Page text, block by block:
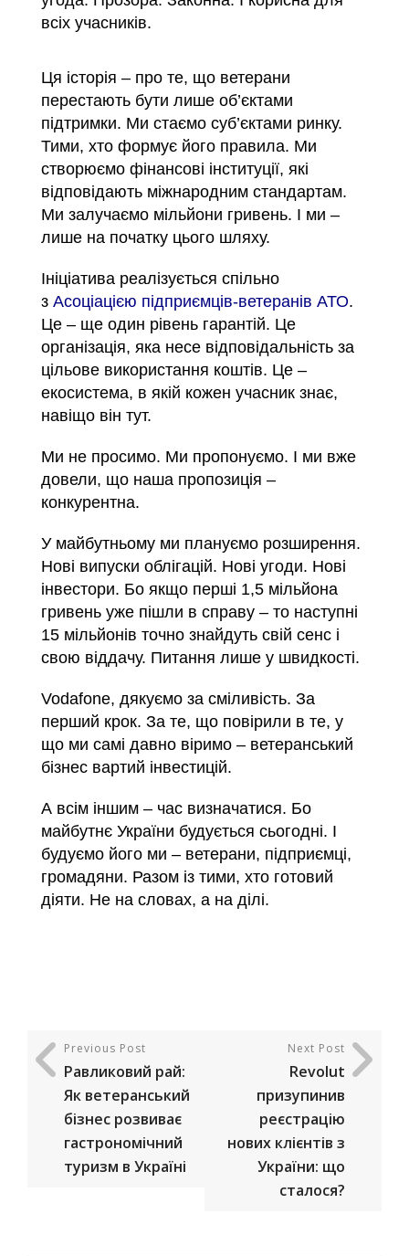
всіх учасників.
Ця історія – про те, що ветерани
перестають бути лише об’єктами
підтримки. Ми стаємо суб’єктами ринку.
Тими, хто формує його правила. Ми
створюємо фінансові інституції, які
відповідають міжнародним стандартам.
Ми залучаємо мільйони гривень. І ми –
лише на початку цього шляху.
Ініціатива реалізується спільно
з Асоціацією підприємців-ветеранів АТО.
Це – ще один рівень гарантій. Це
організація, яка несе відповідальність за
цільове використання коштів. Це –
екосистема, в якій кожен учасник знає,
навіщо він тут.
Ми не просимо. Ми пропонуємо. І ми вже
довели, що наша пропозиція –
конкурентна.
У майбутньому ми плануємо розширення.
Нові випуски облігацій. Нові угоди. Нові
інвестори. Бо якщо перші 1,5 мільйона
гривень уже пішли в справу – то наступні
15 мільйонів точно знайдуть свій сенс і
свою віддачу. Питання лише у швидкості.
Vodafone, дякуємо за сміливість. За
перший крок. За те, що повірили в те, у
що ми самі давно віримо – ветеранський
бізнес вартий інвестицій.
А всім іншим – час визначатися. Бо
майбутнє України будується сьогодні. І
будуємо його ми – ветерани, підприємці,
громадяни. Разом із тими, хто готовий
діяти. Не на словах, а на ділі.
Previous Post
Равликовий рай:
Як ветеранський
бізнес розвиває
гастрономічний
туризм в Україні
Next Post
Revolut
призупинив
реєстрацію
нових клієнтів з
України: що
сталося?